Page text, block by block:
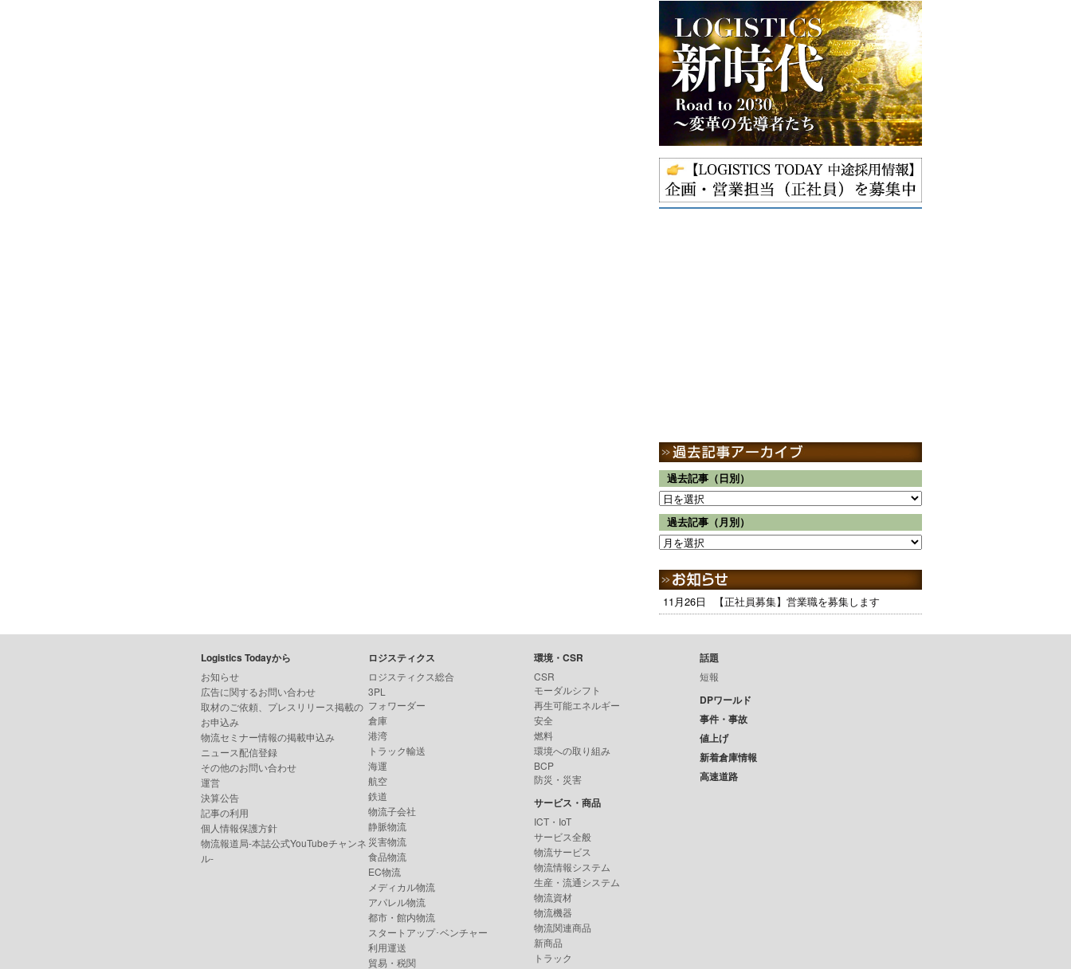
過去記事（日別）
過去記事（月別）
11月26日 【正社員募集】営業職を募集します
Logistics Todayから
お知らせ
広告に関するお問い合わせ
取材のご依頼、プレスリリース掲載の
お申込み
物流セミナー情報の掲載申込み
ニュース配信登録
その他のお問い合わせ
運営
決算公告
記事の利用
個人情報保護方針
物流報道局-本誌公式YouTubeチャンネ
ル-
ロジスティクス
ロジスティクス総合
3PL
フォワーダー
倉庫
港湾
トラック輸送
海運
航空
鉄道
物流子会社
静脈物流
災害物流
食品物流
EC物流
メディカル物流
アパレル物流
都市・館内物流
スタートアップ･ベンチャー
利用運送
貿易・税関
環境・CSR
CSR
モーダルシフト
再生可能エネルギー
安全
燃料
環境への取り組み
BCP
防災・災害
サービス・商品
ICT・IoT
サービス全般
物流サービス
物流情報システム
生産・流通システム
物流資材
物流機器
物流関連商品
新商品
トラック
話題
短報
DPワールド
事件・事故
値上げ
新着倉庫情報
高速道路